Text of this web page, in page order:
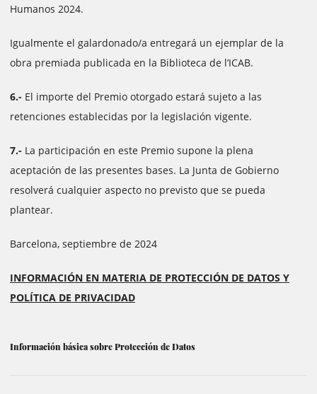
Humanos 2024.
Igualmente el galardonado/a entregará un ejemplar de la
obra premiada publicada en la Biblioteca de l’ICAB.
6.- El importe del Premio otorgado estará sujeto a las
retenciones establecidas por la legislación vigente.
7.- La participación en este Premio supone la plena
aceptación de las presentes bases. La Junta de Gobierno
resolverá cualquier aspecto no previsto que se pueda
plantear.
Barcelona, ​​septiembre de 2024
INFORMACIÓN EN MATERIA DE PROTECCIÓN DE DATOS Y
POLÍTICA DE PRIVACIDAD
Información básica sobre Protección de Datos